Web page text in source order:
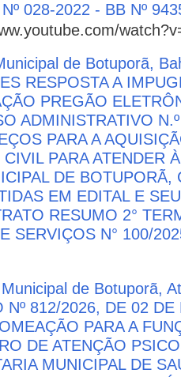
028-2022 - BB Nº
de Botuporã,
RESPOSTA A
PREGÃO
ADMINISTRATIVO
PARA A
PARA ATENDER
DE
EM EDITAL E
RESUMO 2°
SERVIÇOS N° 100/
de Botuporã,
Nº 812/2026, DE 02
PARA A
DE ATENÇÃO
MUNICIPAL DE